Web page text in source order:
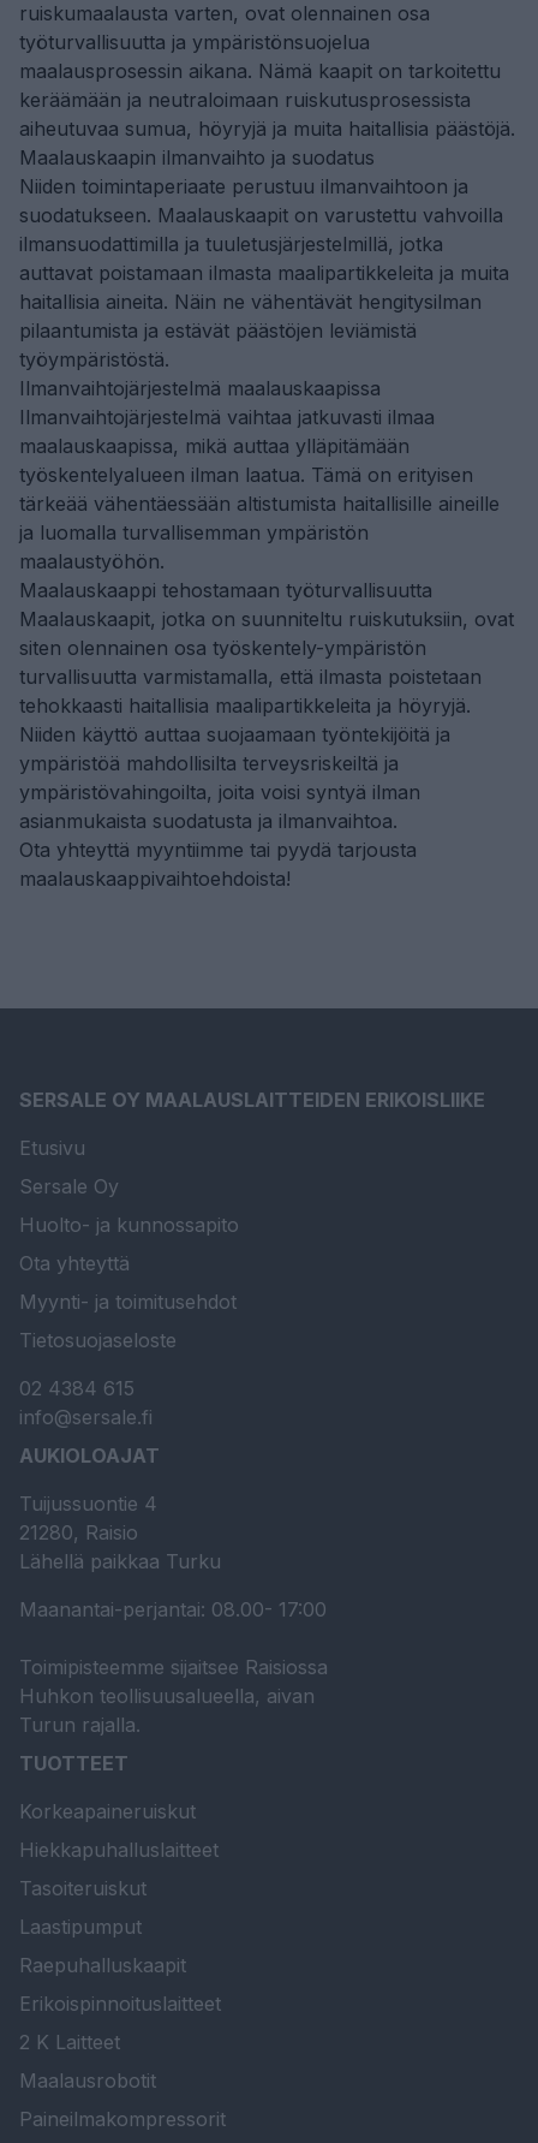
ruiskumaalausta varten, ovat olennainen osa
työturvallisuutta ja ympäristönsuojelua
maalausprosessin aikana. Nämä kaapit on tarkoitettu
keräämään ja neutraloimaan ruiskutusprosessista
aiheutuvaa sumua, höyryjä ja muita haitallisia päästöjä.
Maalauskaapin ilmanvaihto ja suodatus
Niiden toimintaperiaate perustuu ilmanvaihtoon ja
suodatukseen. Maalauskaapit on varustettu vahvoilla
ilmansuodattimilla ja tuuletusjärjestelmillä, jotka
auttavat poistamaan ilmasta maalipartikkeleita ja muita
haitallisia aineita. Näin ne vähentävät hengitysilman
pilaantumista ja estävät päästöjen leviämistä
työympäristöstä.
Ilmanvaihtojärjestelmä maalauskaapissa
Ilmanvaihtojärjestelmä vaihtaa jatkuvasti ilmaa
maalauskaapissa, mikä auttaa ylläpitämään
työskentelyalueen ilman laatua. Tämä on erityisen
tärkeää vähentäessään altistumista haitallisille aineille
ja luomalla turvallisemman ympäristön
maalaustyöhön.
Maalauskaappi tehostamaan työturvallisuutta
Maalauskaapit, jotka on suunniteltu ruiskutuksiin, ovat
siten olennainen osa työskentely-ympäristön
turvallisuutta varmistamalla, että ilmasta poistetaan
tehokkaasti haitallisia maalipartikkeleita ja höyryjä.
Niiden käyttö auttaa suojaamaan työntekijöitä ja
ympäristöä mahdollisilta terveysriskeiltä ja
ympäristövahingoilta, joita voisi syntyä ilman
asianmukaista suodatusta ja ilmanvaihtoa.
Ota yhteyttä myyntiimme tai pyydä tarjousta
maalauskaappivaihtoehdoista!
SERSALE OY MAALAUSLAITTEIDEN ERIKOISLIIKE
Etusivu
Sersale Oy
Huolto- ja kunnossapito
Ota yhteyttä
Myynti- ja toimitusehdot
Tietosuojaseloste
02 4384 615
info@sersale.fi
AUKIOLOAJAT
Tuijussuontie 4
21280, Raisio
Lähellä paikkaa Turku
Maanantai-perjantai: 08.00- 17:00
Toimipisteemme sijaitsee Raisiossa
Huhkon teollisuusalueella, aivan
Turun rajalla.
TUOTTEET
Korkeapaineruiskut
Hiekkapuhalluslaitteet
Tasoiteruiskut
Laastipumput
Raepuhalluskaapit
Erikoispinnoituslaitteet
2 K Laitteet
Maalausrobotit
Paineilmakompressorit